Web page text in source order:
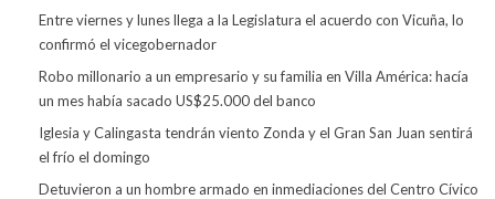
Entre viernes y lunes llega a la Legislatura el acuerdo con Vicuña, lo
confirmó el vicegobernador
Robo millonario a un empresario y su familia en Villa América: hacía
un mes había sacado US$25.000 del banco
Iglesia y Calingasta tendrán viento Zonda y el Gran San Juan sentirá
el frío el domingo
Detuvieron a un hombre armado en inmediaciones del Centro Cívico